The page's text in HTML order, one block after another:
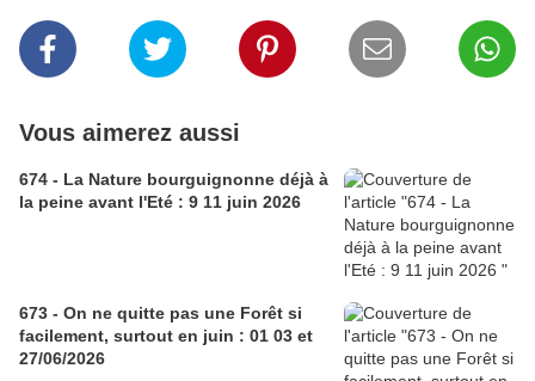
Vous aimerez aussi
674 - La Nature bourguignonne déjà à
la peine avant l'Eté : 9 11 juin 2026
673 - On ne quitte pas une Forêt si
facilement, surtout en juin : 01 03 et
27/06/2026